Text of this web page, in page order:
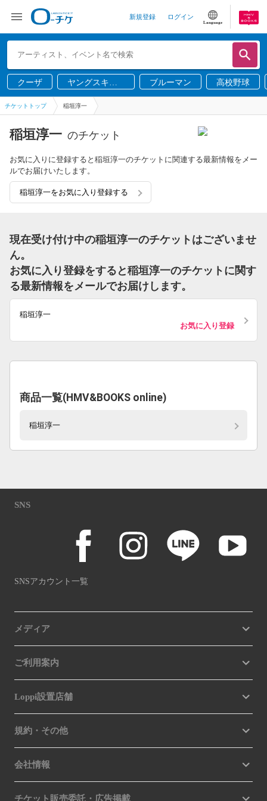
新規登録 ログイン
Language
クーザ
ヤングスキニ
ー
ブルーマン 高校野球
チケットトップ 稲垣淳一
稲垣淳一 のチケット
お気に入りに登録すると稲垣淳一のチケットに関連する最新情報をメー
ルでお届けいたします。
稲垣淳一をお気に入り登録する
現在受け付け中の稲垣淳一のチケットはございませ
ん。
お気に入り登録をすると稲垣淳一のチケットに関す
る最新情報をメールでお届けします。
稲垣淳一
お気に入り登録
商品一覧(HMV&BOOKS online)
稲垣淳一
SNS
SNSアカウント一覧
メディア
ご利用案内
Loppi設置店舗
規約・その他
会社情報
チケット販売委託・広告掲載